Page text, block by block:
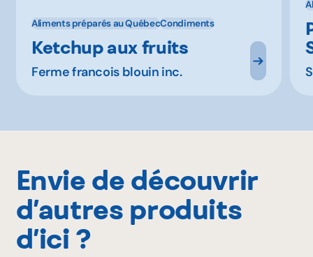
Aliments préparés au QuébecCondiments
Ketchup aux fruits
Ferme francois blouin inc.
Envie de découvrir
d’autres produits
d’ici ?